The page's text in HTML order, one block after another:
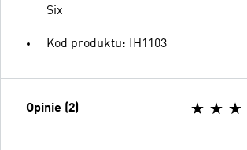
Six
Kod produktu: IH1103
Opinie (2)